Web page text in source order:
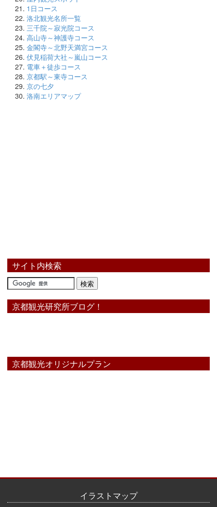
1日コース
洛北観光名所一覧
三千院～寂光院コース
高山寺～神護寺コース
金閣寺～北野天満宮コース
伏見稲荷大社～嵐山コース
電車＋徒歩コース
京都駅～東寺コース
京の七夕
洛南エリアマップ
サイト内検索
京都観光研究所ブログ！
京都観光オリジナルプラン
イラストマップ